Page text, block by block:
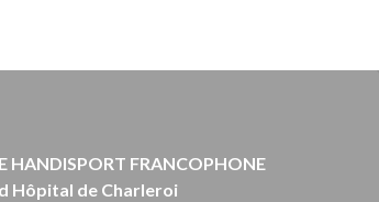
HANDISPORT FRANCOPHONE
Hôpital de Charleroi